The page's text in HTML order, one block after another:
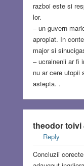
razboi este si
lor.
– un guvern
apropiat. In
major si
– ucrainenii ar fi
nu ar cere utopii
astepta. .
theodor toivi
Reply
Concluzii